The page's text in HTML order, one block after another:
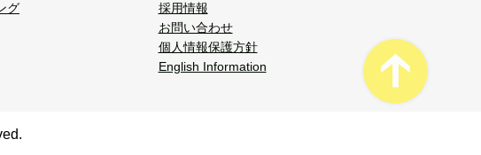
グ
採用情報
お問い合わせ
個人情報保護方針
English Information